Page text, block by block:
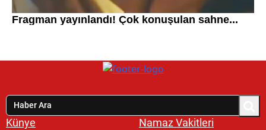
Künye
Namaz Vakitleri